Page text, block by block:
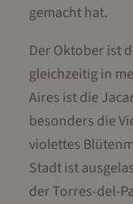
gemacht hat.
Der Oktober ist
gleichzeitig in
Aires ist die
besonders die
violettes
Stadt ist
der Torres-del-